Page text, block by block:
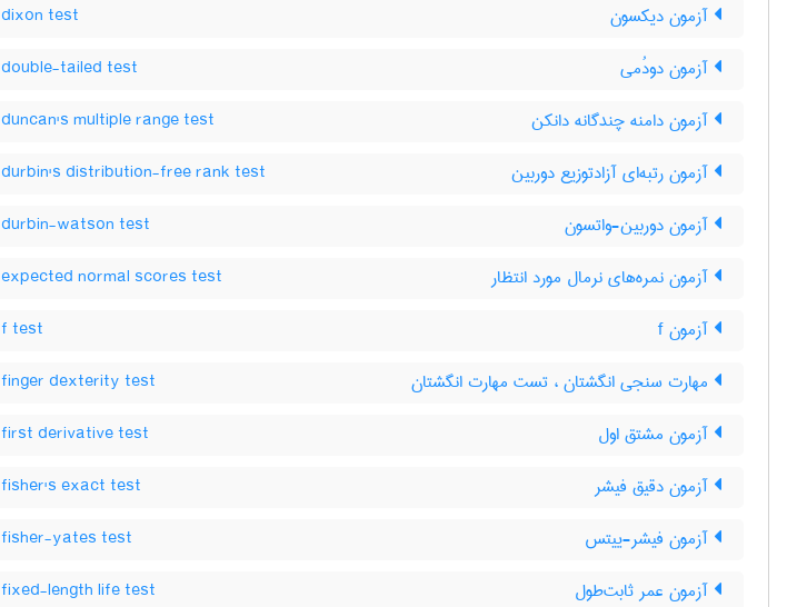
آزمون دیکسون dixon test
آزمون دودُمی double-tailed test
آزمون دامنه چندگانه دانکن duncan's multiple range test
آزمون رتبه‌ای آزادتوزیع دوربین durbin's distribution-free rank test
آزمون دوربین-واتسون durbin-watson test
آزمون نمره‌های نرمال مورد انتظار expected normal scores test
آزمون f f test
مهارت سنجی انگشتان ، تست مهارت انگشتان finger dexterity test
آزمون مشتق اول first derivative test
آزمون دقیق فیشر fisher's exact test
آزمون فیشر-ییتس fisher-yates test
آزمون عمر ثابت‌طول fixed-length life test